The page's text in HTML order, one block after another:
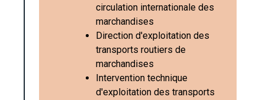
circulation internationale des
marchandises
Direction d'exploitation des
transports routiers de
marchandises
Intervention technique
d'exploitation des transports